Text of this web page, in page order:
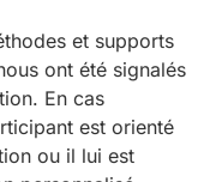
et supports
ont été signalés
En cas
est orienté
ou il lui est